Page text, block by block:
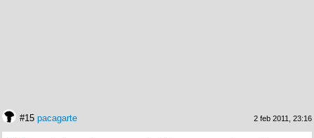
#15 pacagarte 2 feb 2011, 23:16